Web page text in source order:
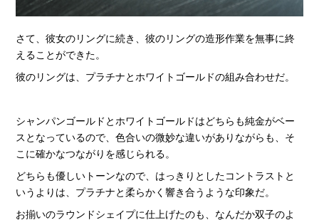
さて、彼女のリングに続き、彼のリングの造形作業を無事に終
えることができた。
彼のリングは、プラチナとホワイトゴールドの組み合わせだ。
シャンパンゴールドとホワイトゴールドはどちらも純金がベー
スとなっているので、色合いの微妙な違いがありながらも、そ
こに確かなつながりを感じられる。
どちらも優しいトーンなので、はっきりとしたコントラストと
いうよりは、プラチナと柔らかく響き合うような印象だ。
お揃いのラウンドシェイプに仕上げたのも、なんだか双子のよ